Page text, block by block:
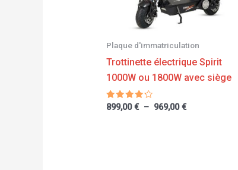
Plaque d'immatriculation
Trottinette électrique Spirit
1000W ou 1800W avec siège
Note
4.00
899,00€ – 969,00€